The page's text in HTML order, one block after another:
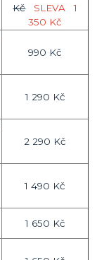
Kč
SLEVA 1
350 Kč
990 Kč
1 290 Kč
2 290 Kč
1 490 Kč
1 650 Kč